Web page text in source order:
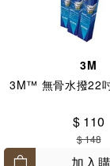
3M
3M™ 無骨水撥22
$ 110
$ 148
加入